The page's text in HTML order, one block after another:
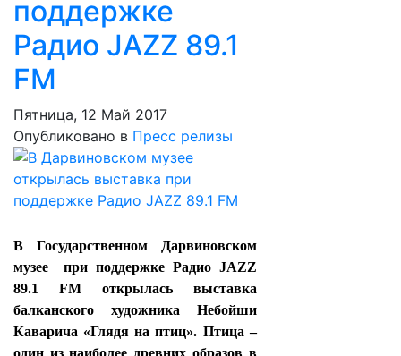
поддержке
Радио JAZZ 89.1
FM
Пятница, 12 Май 2017
Опубликовано в Пресс релизы
В Государственном Дарвиновском
музее при поддержке Радио JAZZ
89.1 FM открылась выставка
балканского художника Небойши
Каварича «Глядя на птиц». Птица –
один из наиболее древних образов в